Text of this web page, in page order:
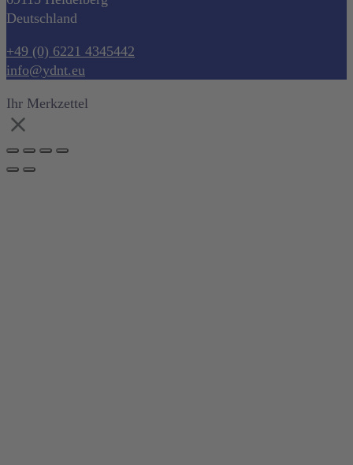
Deutschland
+49 (0) 6221 4345442
info@ydnt.eu
Ihr Merkzettel